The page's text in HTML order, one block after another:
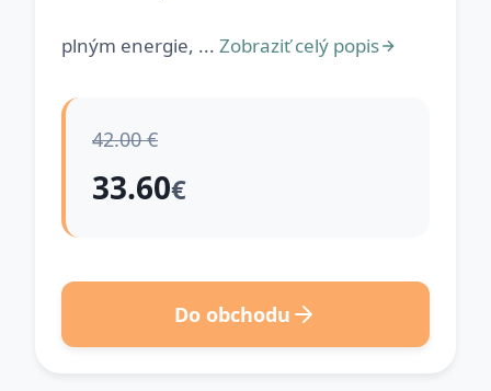
plným energie, ... Zobraziť celý popis
42.00 €
33.60€
Do obchodu